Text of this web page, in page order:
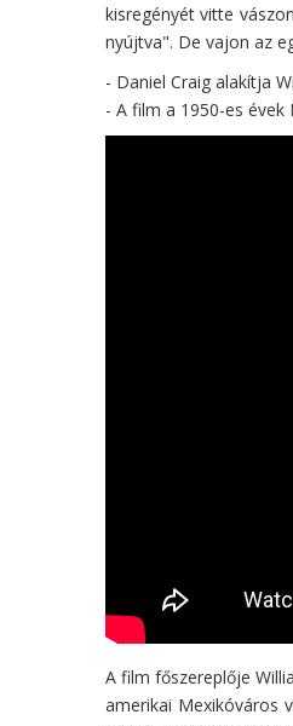
kisregényét vitte
nyújtva". De vajon az
- Daniel Craig alakítja
- A film a 1950-es
A film főszereplője
amerikai Mexikóváros